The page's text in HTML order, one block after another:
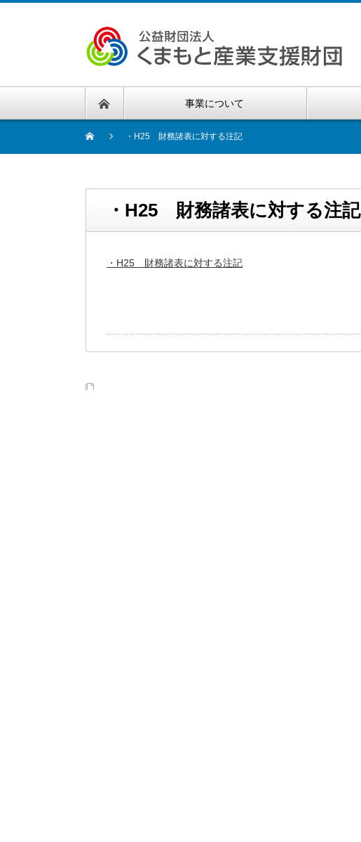
事業について
・H25 財務諸表に対する注記
・H25 財務諸表に対する注記
・H25 財務諸表に対する注記